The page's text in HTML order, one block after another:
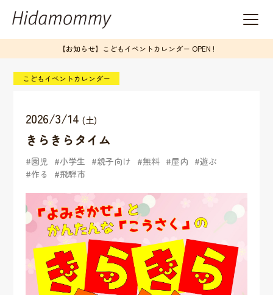
【お知らせ】こどもイベントカレンダー OPEN !
こどもイベントカレンダー
2026/3/14 (土)
きらきらタイム
園児 小学生 親子向け 無料 屋内
遊ぶ
作る
飛騨市